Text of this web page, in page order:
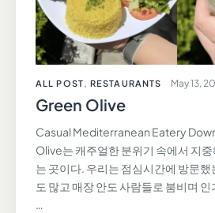
ALL POST,RESTAURANTS May 13,
Green Olive
Casual Mediterranean Eatery
Olive는 캐주얼한 분위기 속에서 지중
는 곳이다. 우리는 점심시간에 방문
도 많고 매장 안도 사람들로 붐비며
…